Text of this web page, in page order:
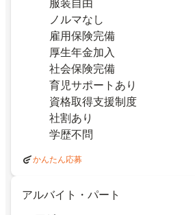
服装自由
ノルマなし
雇用保険完備
厚生年金加入
社会保険完備
育児サポートあり
資格取得支援制度
社割あり
学歴不問
かんたん応募
アルバイト・パート